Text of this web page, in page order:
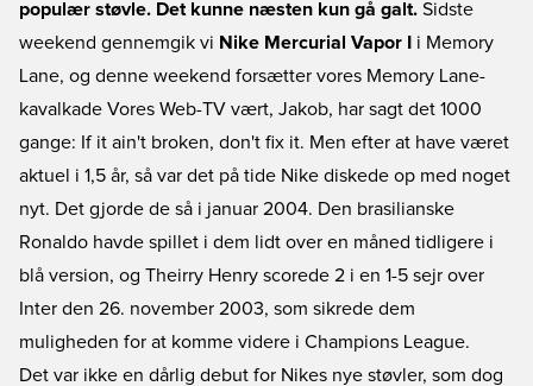
populær støvle. Det kunne næsten kun gå galt. Sidste
weekend gennemgik vi Nike Mercurial Vapor I
i Memory
Lane, og denne weekend forsætter vores Memory Lane-
kavalkade Vores Web-TV vært, Jakob, har sagt det 1000
gange: If it ain't broken, don't fix it. Men efter at have været
aktuel i 1,5 år, så var det på tide Nike diskede op med noget
nyt. Det gjorde de så i januar 2004. Den brasilianske
Ronaldo havde spillet i dem lidt over en måned tidligere i
blå version, og Theirry Henry scorede 2 i en 1-5 sejr over
Inter den 26. november 2003, som sikrede dem
muligheden for at komme videre i Champions League.
Det var ikke en dårlig debut for Nikes nye støvler, som dog